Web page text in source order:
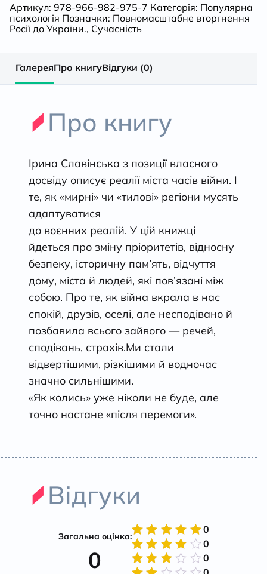
Артикул: 978-966-982-975-7 Категорія: Популярна
психологія Позначки: Повномасштабне вторгнення
Росії до України., Сучасність
ГалереяПро книгуВідгуки (0)
Про книгу
Ірина Славінська з позиції власного
досвіду описує реалії міста часів війни. І
те, як «мирні» чи «тилові» регіони мусять
адаптуватися
до воєнних реалій. У цій книжці
йдеться про зміну пріоритетів, відносну
безпеку, історичну пам’ять, відчуття
дому, міста й людей, які пов’язані між
собою. Про те, як війна вкрала в нас
спокій, друзів, оселі, але несподівано й
позбавила всього зайвого — речей,
сподівань, страхів.Ми стали
відвертішими, різкішими й водночас
значно сильнішими.
«Як колись» уже ніколи не буде, але
точно настане «після перемоги».
Відгуки
Загальна оцінка:
0
Оцінено
в5 з 5
0
Оцінено
в4 з
0
0